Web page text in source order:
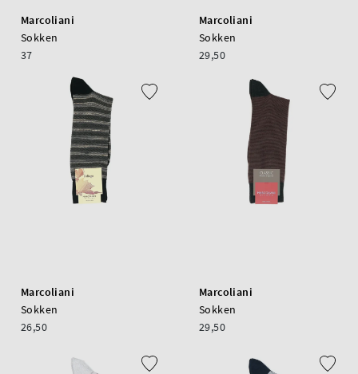
Marcoliani
Sokken
37
Marcoliani
Sokken
29,50
Marcoliani
Sokken
26,50
Marcoliani
Sokken
29,50